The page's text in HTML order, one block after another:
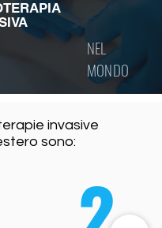
NEL
MONDO
invasive
sono: